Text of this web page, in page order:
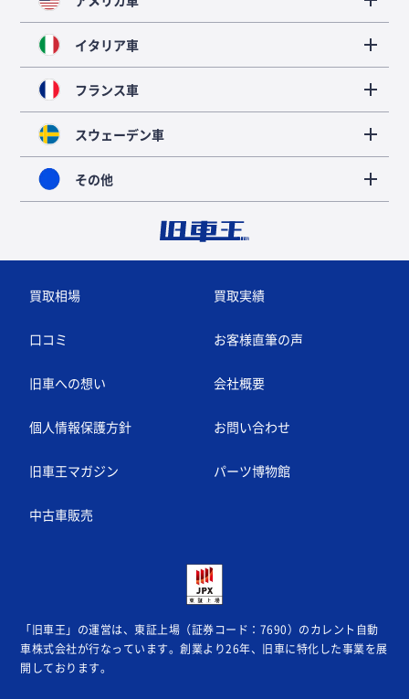
イタリア車
フランス車
スウェーデン車
その他
買取相場 買取実績
口コミ お客様直筆の声
旧車への想い 会社概要
個人情報保護方針 お問い合わせ
旧車王マガジン パーツ博物館
中古車販売
「旧車王」の運営は、東証上場（証券コード：7690）のカレント自動
車株式会社が行なっています。創業より26年、旧車に特化した事業を展
開しております。